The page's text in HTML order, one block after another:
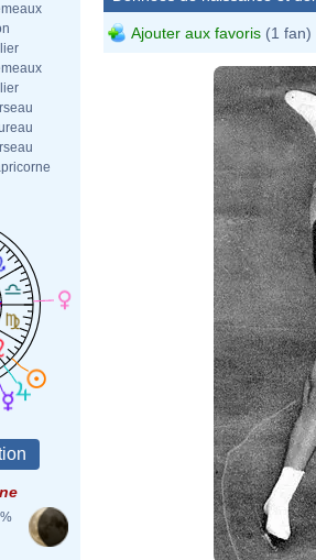
Ajouter aux favoris (1 fan)